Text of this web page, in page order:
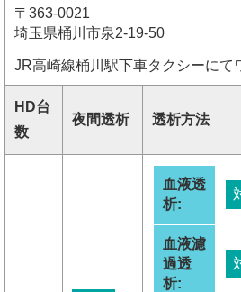
〒363-0021
埼玉県桶川市泉2-19-50
JR高崎線桶川駅下車タクシーにて
HD台
数
夜間透析 透析方法
血液透
析:
血液濾
過透
析: